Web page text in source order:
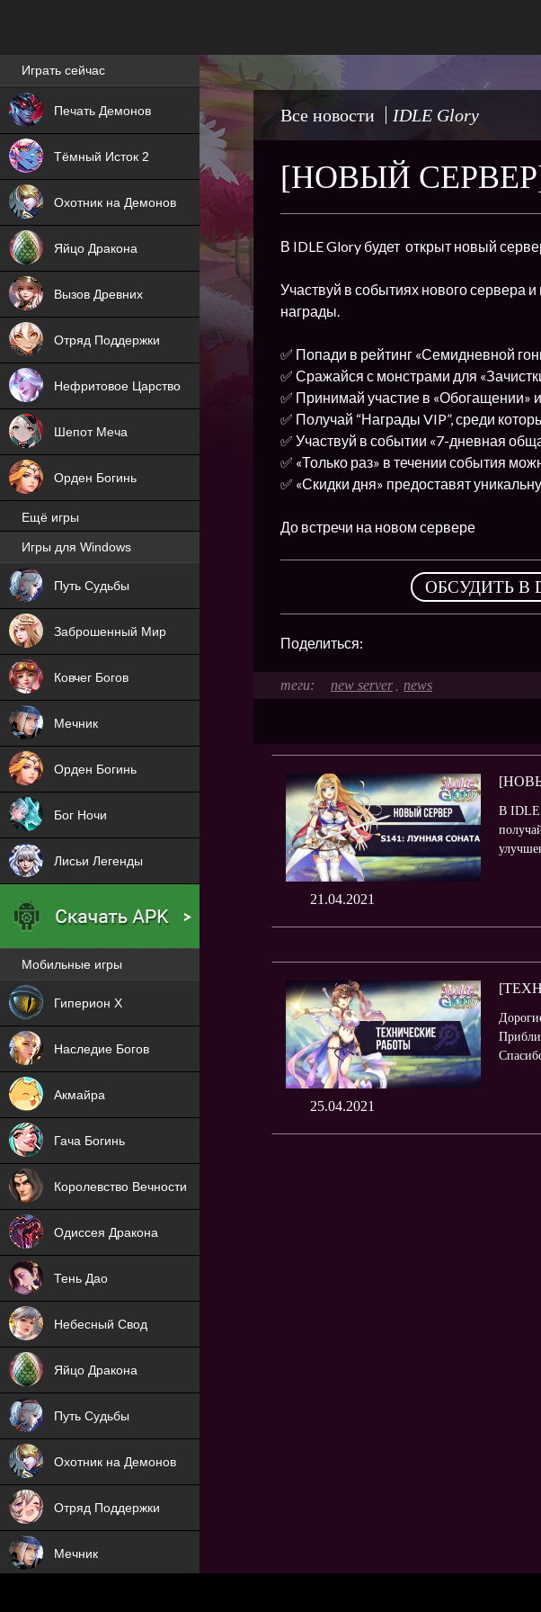
Все новости IDLE Glory
[НОВЫЙ
В IDLE Glory будет открыт новый
Участвуй в событиях нового сервера и
награды.
✅ Попади в рейтинг «Семидневной
✅ Сражайся с монстрами для
✅ Принимай участие в «Обогащении»
✅ Получай “Награды VIP”, среди
✅ Участвуй в событии «7-дневная
✅ «Только раз» в течении события
✅ «Скидки дня» предоставят
До встречи на новом сервере
ОБСУДИТЬ В
Поделиться:
new server , news
21.04.2021
В IDLE
25.04.2021
Лучшие игры онлайн
Играть сейчас
Печать Демонов
NEW
Тёмный Исток 2
NEW
Охотник на Демонов
ХИТ
Яйцо Дракона
NEW
Вызов Древних
ХИТ
Отряд Поддержки
ХИТ
Нефритовое Царство
Шепот Меча
Орден Богинь
Ещё игры
Игры для Windows
Путь Судьбы
Заброшенный Мир
NEW
Ковчег Богов
Мечник
Орден Богинь
Бог Ночи
Лисьи Легенды
Мобильные игры
Гиперион Х
Наследие Богов
NEW
Акмайра
NEW
Гача Богинь
NEW
Королевство Вечности
NEW
Одиссея Дракона
NEW
Тень Дао
NEW
Небесный Свод
NEW
Яйцо Дракона
NEW
Путь Судьбы
NEW
Охотник на Демонов
ХИТ
Отряд Поддержки
ХИТ
Мечник
NEW